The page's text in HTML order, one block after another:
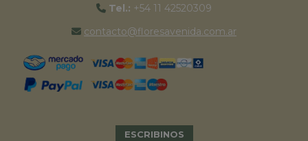
Tel.: +54 11 42520309
contacto@floresavenida.com.ar
ESCRIBINOS